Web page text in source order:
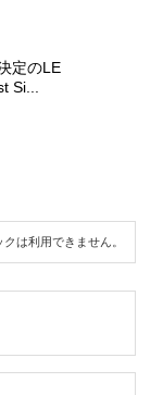
定のLE
Si...
クは利用できません。